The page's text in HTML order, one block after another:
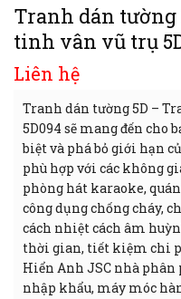
Tranh dán
tinh vân vũ trụ
Liên hệ
Tranh dán tường 5D –
5D094 sẽ mang đến cho
biệt và phá bỏ giới hạn
phù hợp với các không
phòng hát karaoke,
công dụng chống cháy,
cách nhiệt cách âm
thời gian, tiết kiệm chi
Hiển Anh JSC nhà
nhập khẩu, máy móc